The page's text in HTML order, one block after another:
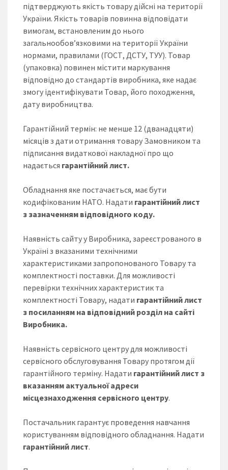
підтверджують якість товару дійсні на території
України. Якість товарів повинна відповідати
вимогам, встановленим до нього
загальнообов’язковими на території України
нормами, правилами (ГОСТ, ДСТУ, ТУУ). Товар
(упаковка) повинен містити маркування
відповідно до стандартів виробника, яке надає
змогу ідентифікувати Товар, його походження,
дату виробництва.
Гарантійний термін: не менше 12 (дванадцяти)
місяців з дати отримання товару Замовником та
підписання видаткової накладної про що
надається гарантійний лист.
Обладнання яке постачається, має бути
кодифікованим НАТО. Надати гарантійний лист
з зазначенням відповідного коду.
Наявність сайту у Виробника, зареєстрованого в
Україні з вказаними технічними
характеристиками запропонованого Товару та
комплектності поставки. Для можливості
перевірки технічних характеристик та
комплектності Товару, надати гарантійний лист
з посиланням на відповідний розділ на сайті
Виробника.
Наявність сервісного центру для можливості
сервісного обслуговування Товару протягом дії
гарантійного терміну. Надати гарантійний лист з
вказанням актуальної адреси
місцезнаходження сервісного центру.
Постачальник гарантує проведення навчання
користуванням відповідного обладнання. Надати
гарантійний лист.